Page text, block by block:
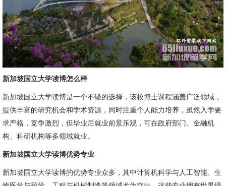
新加坡国立大学读博怎么样
新加坡国立大学读博是一个不错的选择，该校博士课程涵盖广泛领域，
提供丰富的研究机会和学术资源，同时注重个人能力培养，虽然入学要
求严格，竞争激烈，但毕业后就业前景乐观，可在政府部门、金融机
构、科研机构等多领域就业。
新加坡国立大学读博优势专业
新加坡国立大学读博的优势专业众多，其中计算机科学与人工智能、生